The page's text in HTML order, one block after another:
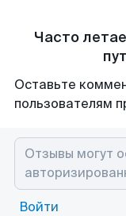
Часто
Оставьте
пользователям
Войти